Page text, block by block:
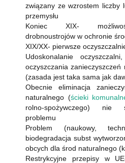
związany ze wzrostem liczby
przemysłu
Koniec XIX-
drobnoustrojów w ochronie
XIX/XX- pierwsze
Udoskonalanie
oczyszczania zanieczyszczeń
(zasada jest taka sama jak
Obecnie eliminacja
naturalnego (ścieki
rolno-spożywczego) nie
problemu
Problem (naukowy,
biodegradacja subst
obcych dla środ naturalnego
Restrykcyjne przepisy w